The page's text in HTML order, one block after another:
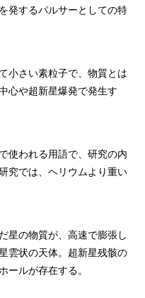
発するパルサーとしての特
小さい素粒子で、物質とは
心や超新星爆発で発生す
使われる用語で、研究の内
究では、ヘリウムより重い
星の物質が、高速で膨張し
雲状の天体。超新星残骸の
ールが存在する。